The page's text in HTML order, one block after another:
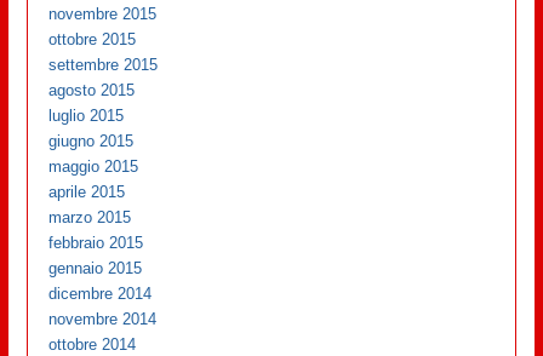
novembre 2015
ottobre 2015
settembre 2015
agosto 2015
luglio 2015
giugno 2015
maggio 2015
aprile 2015
marzo 2015
febbraio 2015
gennaio 2015
dicembre 2014
novembre 2014
ottobre 2014